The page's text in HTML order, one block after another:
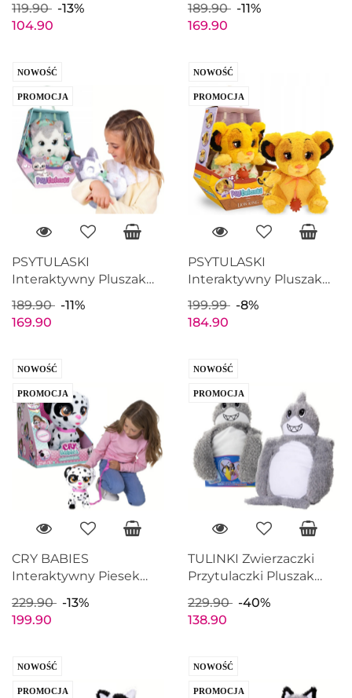
ciemności 28cm EPEE
EP60162
119.90
-13%
104.90
Maskotka EPEE
EP60186
189.90
-11%
169.90
NOWOŚĆ
PROMOCJA
PSYTULASKI
Interaktywny Pluszak
Maskotka EPEE
EP60188
189.90
-11%
169.90
NOWOŚĆ
PROMOCJA
PSYTULASKI
Interaktywny Pluszak
Maskotka EPEE
EP60190
199.99
-8%
184.90
NOWOŚĆ
PROMOCJA
CRY BABIES
Interaktywny Piesek
Chodzi Płacze EPEE
EP60191
229.90
-13%
199.90
NOWOŚĆ
PROMOCJA
TULINKI Zwierzaczki
Przytulaczki Pluszak
60cm EPEE EP60173
229.90
-40%
138.90
NOWOŚĆ
PROMOCJA
NOWOŚĆ
PROMOCJA